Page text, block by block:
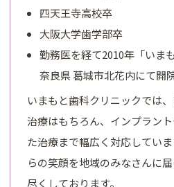
四天王寺高校卒
大阪大学歯学部卒
勤務医を経て2010年「いま
奈良県 葛城市北花内にて開
いまもと歯科クリニックでは
治療はもちろん、インプラン
た治療まで幅広く対応してい
らの笑顔を地域のみなさんに
尽くしております。